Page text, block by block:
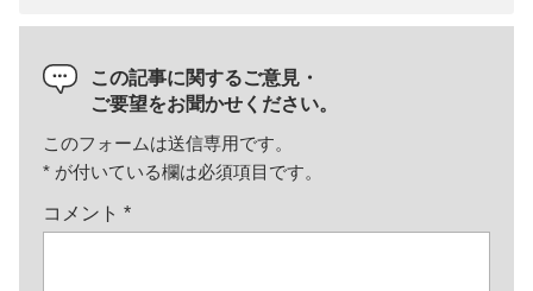
この記事に関するご意見・
ご要望をお聞かせください。
このフォームは送信専用です。
* が付いている欄は必須項目です。
コメント *